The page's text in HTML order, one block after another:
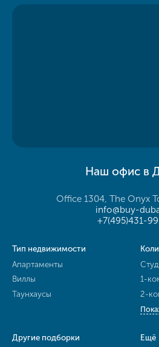
Наш офис в
Office 1304, The Onyx
info@buy-
+7(495)431-
Тип недвижимости
Апартаменты
Виллы
Таунхаусы
1-
2-
Другие подборки
Ещё